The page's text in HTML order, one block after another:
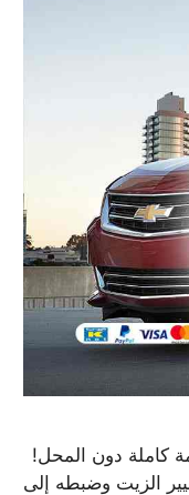
كاملة دون المحل!
الزيت وضبطه إلى